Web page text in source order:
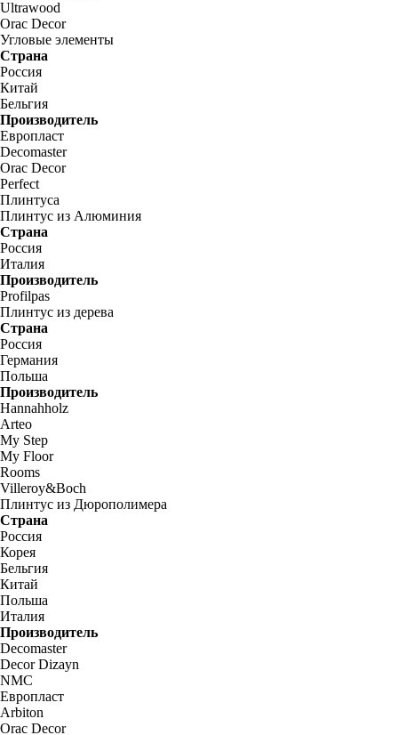
Ultrawood
Orac Decor
Угловые элементы
Страна
Россия
Китай
Бельгия
Производитель
Европласт
Decomaster
Orac Decor
Perfect
Плинтуса
Плинтус из Алюминия
Страна
Россия
Италия
Производитель
Profilpas
Плинтус из дерева
Страна
Россия
Германия
Польша
Производитель
Hannahholz
Arteo
My Step
My Floor
Rooms
Villeroy&Boch
Плинтус из Дюрополимера
Страна
Россия
Корея
Бельгия
Китай
Польша
Италия
Производитель
Decomaster
Decor Dizayn
NMC
Европласт
Arbiton
Orac Decor